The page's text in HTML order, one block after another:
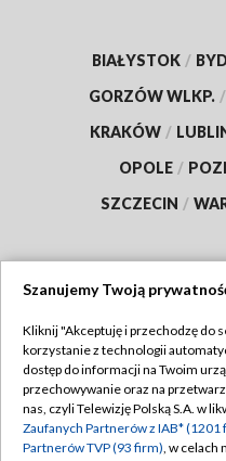
BIAŁYSTOK /
GORZÓW WLKP. /
KRAKÓW /
OPOLE /
SZCZECIN /
Abonament TVP
Emisja w TVP
Szanujemy Twoją
Kliknij "Akceptuję i przechodzę do
korzystanie z technologii
dostęp do informacji na Twoim
przechowywanie oraz na
nas, czyli Telewizję Polską S.A. w
Zaufanych Partnerów z IAB* (1201
Partnerów TVP (93 firm), w celach